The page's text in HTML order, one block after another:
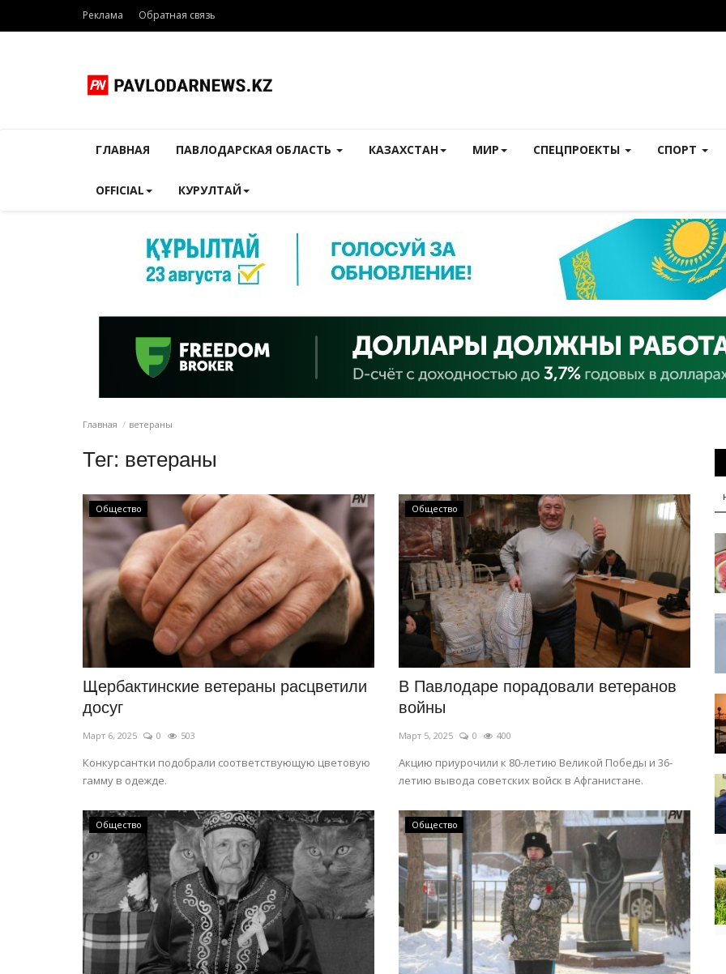
Реклама Обратная связь
ГЛАВНАЯ ПАВЛОДАРСКАЯ ОБЛАСТЬ КАЗАХСТАН МИР СПЕЦПРОЕКТЫ СПОРТ
OFFICIAL КУРУЛТАЙ
Главная ветераны
Тег: ветераны
Общество
Щербактинские ветераны расцветили
досуг
Март 6, 2025 0 503
Конкурсантки подобрали соответствующую цветовую
гамму в одежде.
Общество
В Павлодаре порадовали ветеранов
войны
Март 5, 2025 0 400
Акцию приурочили к 80-летию Великой Победы и 36-
летию вывода советских войск в Афганистане.
Общество Общество